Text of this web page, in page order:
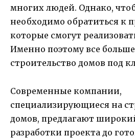
многих людей. Однако,
необходимо обратиться к
которые смогут
Именно поэтому все
строительство домов под
Современные компании,
специализирующиеся на
домов, предлагают
разработки проекта до